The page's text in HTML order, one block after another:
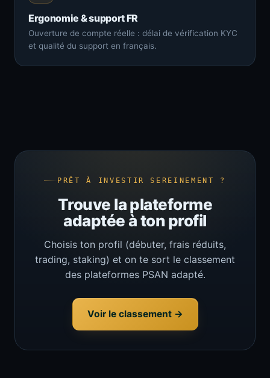
Ergonomie & support FR
Ouverture de compte réelle : délai de vérification KYC
et qualité du support en français.
PRÊT À INVESTIR SEREINEMENT ?
Trouve la plateforme
adaptée à ton profil
Choisis ton profil (débuter, frais réduits,
trading, staking) et on te sort le classement
des plateformes PSAN adapté.
Voir le classement →